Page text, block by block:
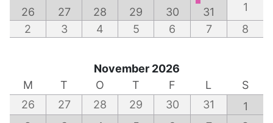
26 27 28 29 30 31
1
2
3 4 5 6 7 8
November 2026
M
T O T F L
S
26
27 28 29 30 31
1